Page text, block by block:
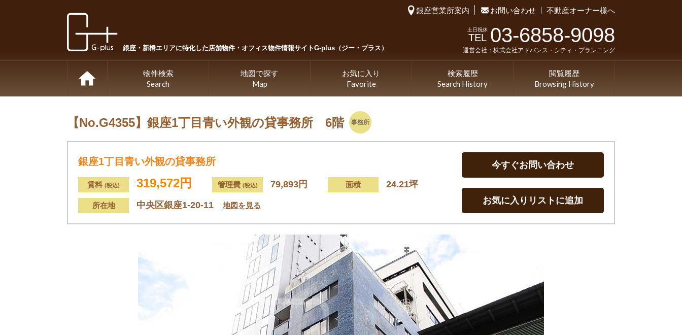
銀座・新橋エリアに特化した店舗物件・ オフィス物件情報サイトG-plus（ジー・プラス）
銀座営業所案内 お問い合わせ 不動産オーナー様へ
土日祝休
TEL 03-6858-9098
運営会社：株式会社アドバンス・シティ・プランニング
物件検索
Search
地図で探す
Map
お気に入り
Favorite
検索履歴
Search History
閲覧履歴
Browsing History
【No.G4355】 銀座1丁目青い外観の貸事務所 6階 事務所
銀座1丁目青い外観の貸事務所
賃料 (税込) 319,572円 管理費 (税込) 79,893円 面積 24.21坪
所在地 中央区銀座1-20-11 地図を見る
今すぐお問い合わせ
お気に入りリストに追加